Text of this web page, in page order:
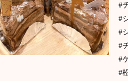
#
#
#
#
#
#